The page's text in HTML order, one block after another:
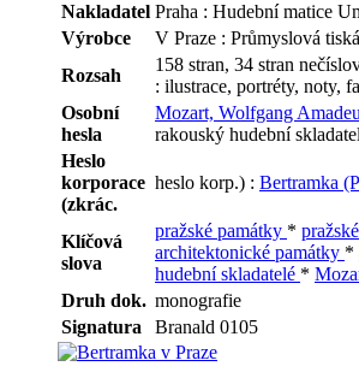
Nakladatel Praha : Hudební matice
Výrobce
V Praze : Průmyslová
Rozsah
158 stran, 34 stran
: ilustrace, portréty, noty,
Osobní
hesla
Mozart, Wolfgang
rakouský hudební
Heslo
korporace
(zkrác.
heslo korp.) : Bertramka
Klíčová
slova
pražské památky *
architektonické památky *
hudební skladatelé *
Druh dok. monografie
Signatura
Branald 0105